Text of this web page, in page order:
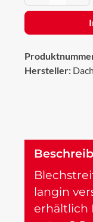
Hersteller:
langin
erhältlich